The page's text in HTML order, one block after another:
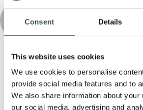
Consent Details
This website uses cookies
We use cookies to personalise
provide social media features and to
We also share information about your
our social media, advertising and
Mieke en Erwin
5 maanden geleden
Gecondoleerd met het
en oma.
Wij wensen jullie veel